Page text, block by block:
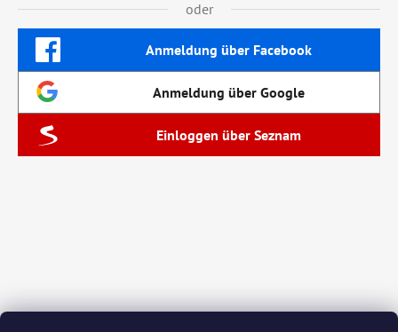
oder
Anmeldung über Facebook
Anmeldung über Google
Einloggen über Seznam